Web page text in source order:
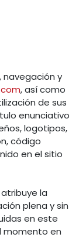
navegación y
, así como
de sus
enunciativo
logotipos,
código
en el sitio
la
plena y sin
en este
momento en